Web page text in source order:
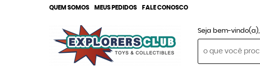
QUEM SOMOS MEUS PEDIDOS FALE CONOSCO
Seja bem-vindo(a),